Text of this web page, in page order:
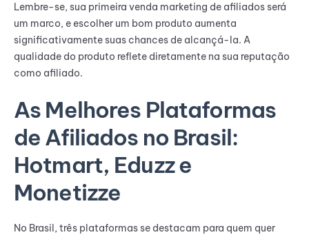
Lembre-se, sua primeira venda marketing de afiliados será
um marco, e escolher um bom produto aumenta
significativamente suas chances de alcançá-la. A
qualidade do produto reflete diretamente na sua reputação
como afiliado.
As Melhores Plataformas
de Afiliados no Brasil:
Hotmart, Eduzz e
Monetizze
No Brasil, três plataformas se destacam para quem quer